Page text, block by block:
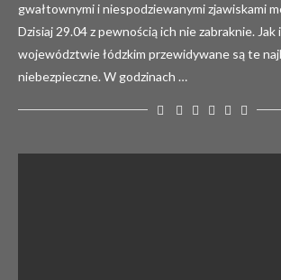
gwałtownymi i niespodziewanymi zjawiskami
Dzisiaj 29.04 z pewnością ich nie zabraknie.
województwie łódzkim przewidywane są te
niebezpieczne. W godzinach …